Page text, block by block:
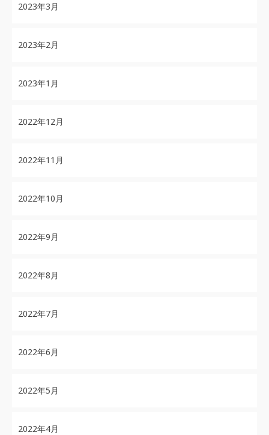
2023年3月
2023年2月
2023年1月
2022年12月
2022年11月
2022年10月
2022年9月
2022年8月
2022年7月
2022年6月
2022年5月
2022年4月